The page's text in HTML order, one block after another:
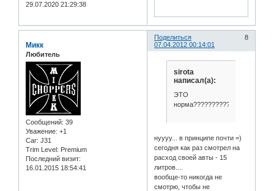
29.07.2020 21:29:38
Поделиться
8
07.04.2012 00:14:01
Микк
Любитель
Сообщений: 39
Уважение: +1
Car: J31
Trim Level: Premium
Последний визит:
16.01.2015 18:54:41
sirota
написал(а):
ЭТО
норма????????????
нуууу... в принципе почти =)
сегодня как раз смотрел на
расход своей авты - 15
литров....
вообще-то никогда не
смотрю, чтобы не